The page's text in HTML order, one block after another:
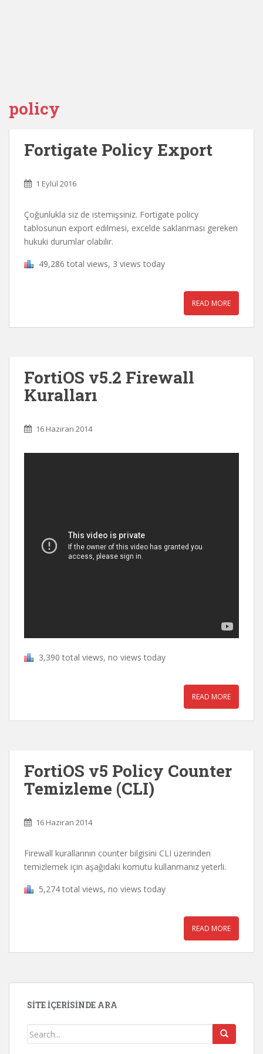
policy
Fortigate Policy Export
1 Eylül 2016
Çoğunlukla siz de istemişsiniz. Fortigate policy
tablosunun export edilmesi, excelde saklanması gereken
hukuki durumlar olabilir.
49,286 total views, 3 views today
READ MORE
FortiOS v5.2 Firewall
Kuralları
16 Haziran 2014
3,390 total views, no views today
READ MORE
FortiOS v5 Policy Counter
Temizleme (CLI)
16 Haziran 2014
Firewall kurallarının counter bilgisini CLI üzerinden
temizlemek için aşağıdaki komutu kullanmanız yeterli.
5,274 total views, no views today
READ MORE
SITE İÇERISINDE ARA